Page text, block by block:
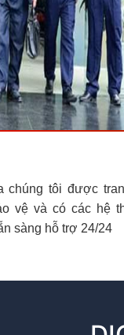
chúng tôi được
vệ và có các hệ
sàng hỗ trợ 24/24